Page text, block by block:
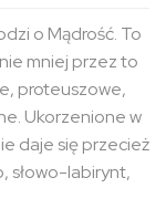
o Mądrość. To
mniej przez to
proteuszowe,
Ukorzenione w
daje się przecież
słowo-labirynt,